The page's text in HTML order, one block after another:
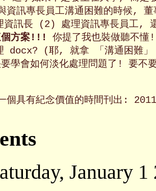
資訊專長員工溝通困難的時候, 董
個方案!!!
你提了我也裝做聽不
docx? (耶, 就拿 「溝通困難」
要學會如何淡化處理問題了! 要
個具有紀念價值的時間刊出:
January